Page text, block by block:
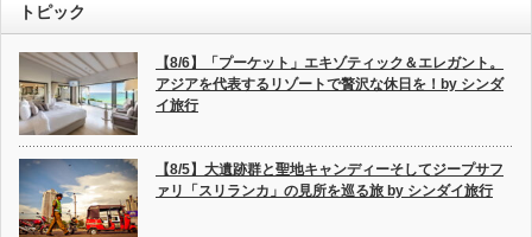
トピック
【8/6】「プーケット」エキゾティック＆エレガント。
アジアを代表するリゾートで贅沢な休日を！by シンダ
イ旅行
【8/5】大遺跡群と聖地キャンディーそしてジープサフ
ァリ「スリランカ」の見所を巡る旅 by シンダイ旅行